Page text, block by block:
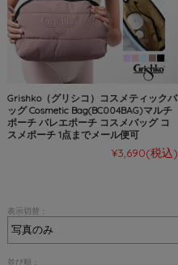
Grishko（グリシコ）コスメティックバ
ッグ Cosmetic Bag(BC004BAG)マルチ
ポーチ バレエポーチ コスメバッグ コ
スメポーチ 1点までメール便可
¥3,690(税込)
表示切替：
並び順：